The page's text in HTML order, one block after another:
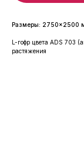
Размеры: 2750×2500
L-гофр цвета ADS 703
растяжения